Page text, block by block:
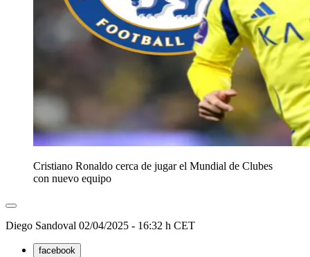
Cristiano Ronaldo cerca de jugar el Mundial de Clubes
con nuevo equipo
Diego Sandoval 02/04/2025 - 16:32 h CET
facebook